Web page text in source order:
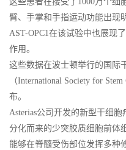
臂、手掌和手指运动功能出现
AST-OPC1在该试验中也展现
作用。
这些数据在波士顿举行的国际
（International Society for
布。
Asterias公司开发的新型干细
分化而来的少突胶质细胞前体
能够在脊髓受伤部位发挥多种